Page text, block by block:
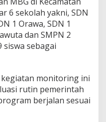
6 sekolah yakni, SDN
1 Orawa, SDN 1
dan SMPN 2
sebagai
monitoring ini
rutin pemerintah
berjalan sesuai